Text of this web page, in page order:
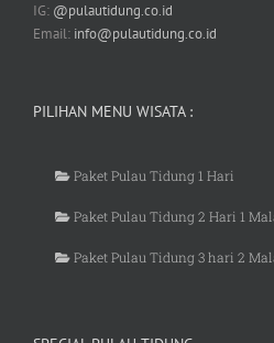
IG: @pulautidung.co.id
Email: info@pulautidung.co.id
PILIHAN MENU WISATA :
Paket Pulau Tidung 1 Hari
Paket Pulau Tidung 2 Hari 1
Paket Pulau Tidung 3 hari 2